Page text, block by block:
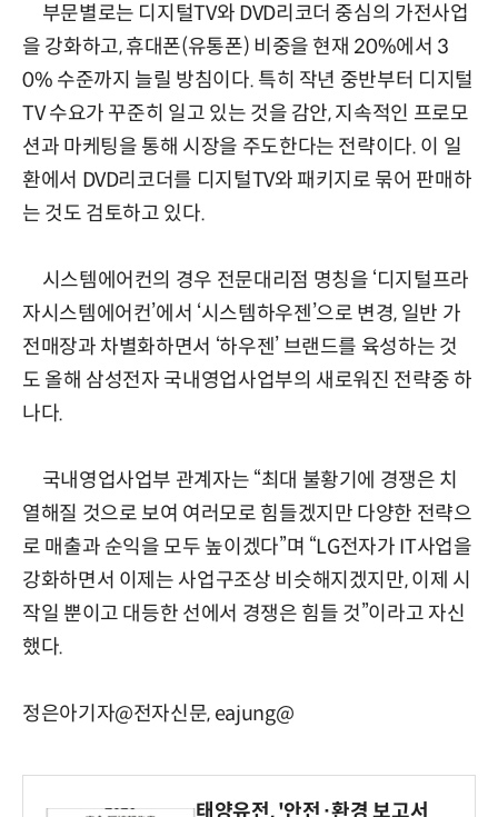
부문별로는 디지털TV와 DVD리코더 중심의 가전사업
을 강화하고, 휴대폰(유통폰) 비중을 현재 20%에서 3
0% 수준까지 늘릴 방침이다. 특히 작년 중반부터 디지털
TV 수요가 꾸준히 일고 있는 것을 감안, 지속적인 프로모
션과 마케팅을 통해 시장을 주도한다는 전략이다. 이 일
환에서 DVD리코더를 디지털TV와 패키지로 묶어 판매하
는 것도 검토하고 있다.
시스템에어컨의 경우 전문대리점 명칭을 ‘디지털프라
자시스템에어컨’에서 ‘시스템하우젠’으로 변경, 일반 가
전매장과 차별화하면서 ‘하우젠’ 브랜드를 육성하는 것
도 올해 삼성전자 국내영업사업부의 새로워진 전략중 하
나다.
국내영업사업부 관계자는 “최대 불황기에 경쟁은 치
열해질 것으로 보여 여러모로 힘들겠지만 다양한 전략으
로 매출과 순익을 모두 높이겠다”며 “LG전자가 IT사업을
강화하면서 이제는 사업구조상 비슷해지겠지만, 이제 시
작일 뿐이고 대등한 선에서 경쟁은 힘들 것”이라고 자신
했다.
정은아기자@전자신문, eajung@
태양유전, '안전·환경 보고서